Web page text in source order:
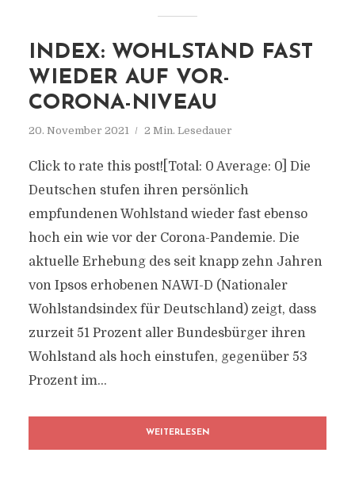
INDEX: WOHLSTAND FAST
WIEDER AUF VOR-
CORONA-NIVEAU
20. November 2021 2 Min. Lesedauer
Click to rate this post![Total: 0 Average: 0] Die
Deutschen stufen ihren persönlich
empfundenen Wohlstand wieder fast ebenso
hoch ein wie vor der Corona-Pandemie. Die
aktuelle Erhebung des seit knapp zehn Jahren
von Ipsos erhobenen NAWI-D (Nationaler
Wohlstandsindex für Deutschland) zeigt, dass
zurzeit 51 Prozent aller Bundesbürger ihren
Wohlstand als hoch einstufen, gegenüber 53
Prozent im...
WEITERLESEN